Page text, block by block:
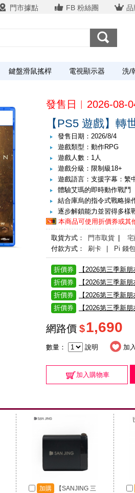
門市據點 FB 粉絲團 品
鍵盤滑鼠搖桿 電視顯示器 洗/
發售日︱2026-08-
【PS5 遊戲】轉
發售日期：2026/8/4
遊戲類型：動作RPG
遊戲人數：1人
遊戲分級：限制級18+
遊戲語言：支援字幕：繁
體驗艾瑪的即時動作戰鬥
結合庫烏的指令式戰略操
逐步解鎖能力並習得多樣
本商品可使用折價券或其
取貨方式： 門市取貨
付款方式：
刷卡 | Pi 錢包
折價券
【2026第三季新
折價券
【2026第三季新
折價券
【2026第三季新
折價券
【2026第三季新
網路價 $1,690
數量： 說明 加
加入購物車
加購
【SANJING 三